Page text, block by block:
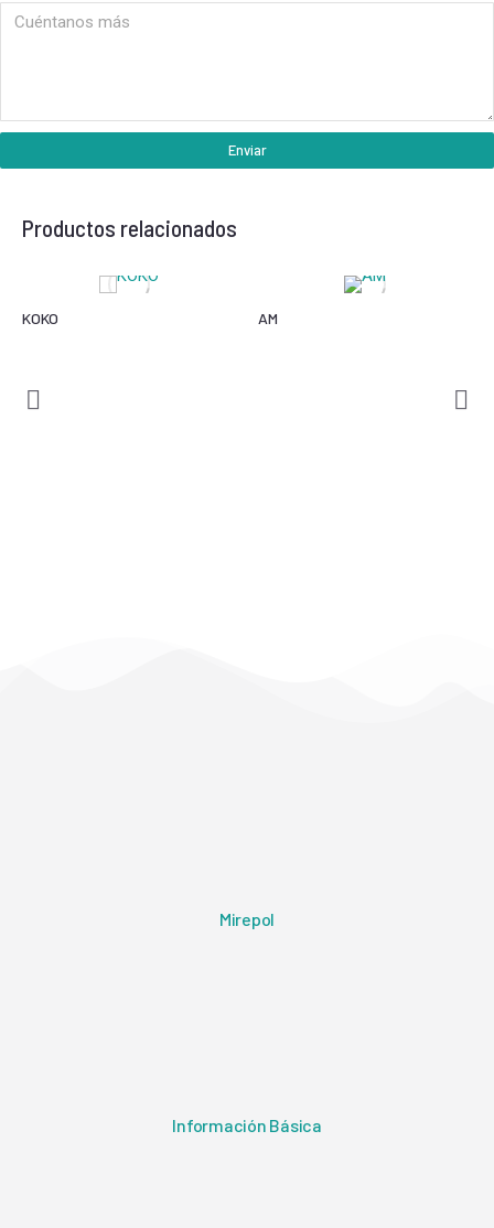
Enviar
Productos relacionados
KOKO AM
Mirepol
Información Básica